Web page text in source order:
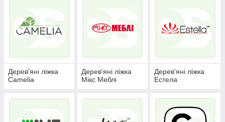
й екологічністю. Вони безпечні для здоров'я і підходять як
для дорослих, так і для дітей.
дизайнів — від класичних моделей до сучасних
функціональних рішень.
Ви можете підібрати ліжко з різних порід дерева з
Дерев'яні ліжка
Camelia
Дерев'яні ліжка
Мікс Меблі
Дерев'яні ліжка
Естела